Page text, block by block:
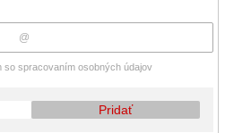
so spracovaním osobných údajov
Pridať